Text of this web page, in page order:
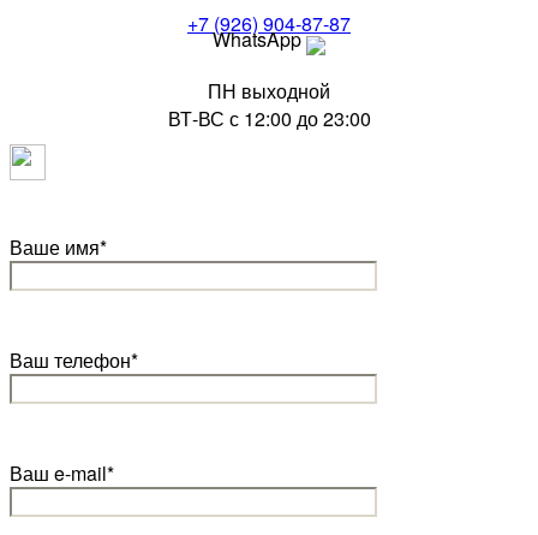
+7 (926) 904-87-87
WhatsApp
ПН выходной
ВТ-ВС с 12:00 до 23:00
Ваше имя*
Ваш телефон*
Ваш e-mail*